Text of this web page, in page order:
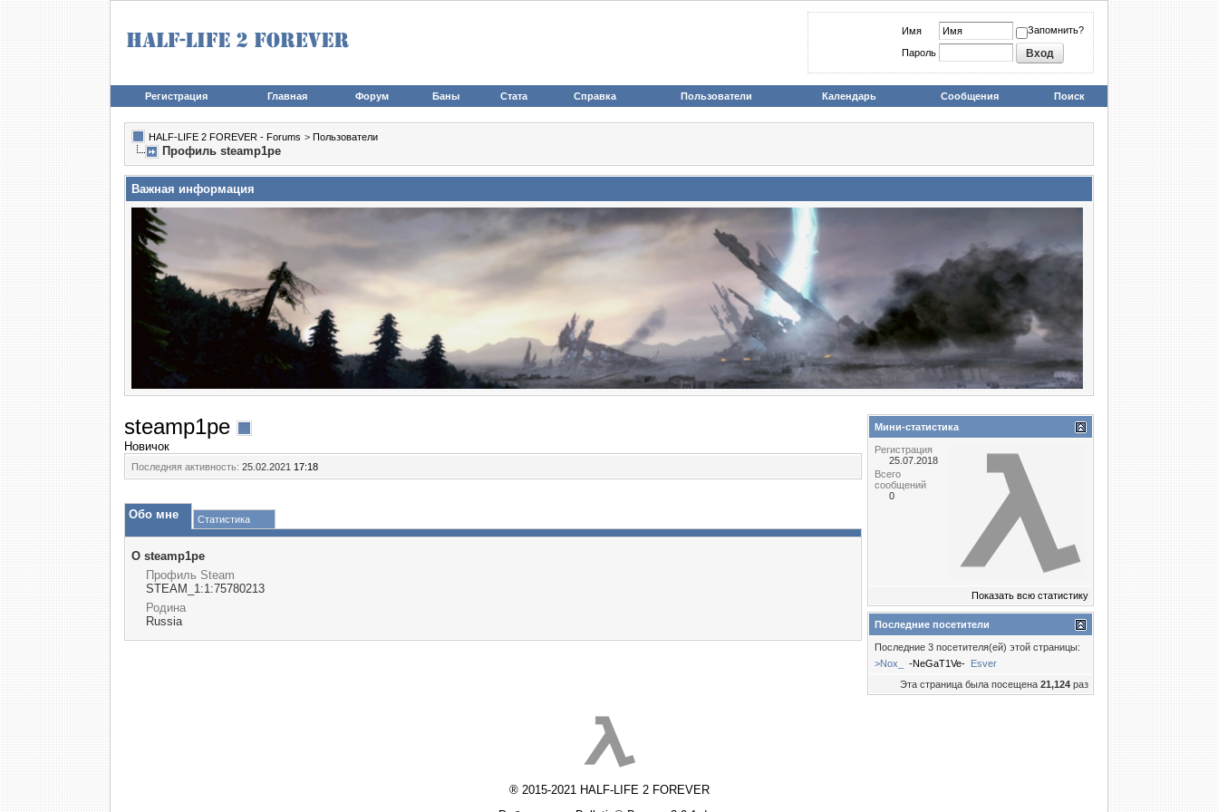
Имя Запомнить?
Пароль
Регистрация Главная Форум Баны Стата Справка Пользователи Календарь Сообщения Поиск
HALF-LIFE 2 FOREVER - Forums > Пользователи
Профиль steamp1pe
Важная информация
steamp1pe
Новичок
Последняя активность: 25.02.2021 17:18
Обо мне Статистика
О steamp1pe
Профиль Steam
STEAM_1:1:75780213
Родина
Russia
Мини-статистика
Регистрация
25.07.2018
Всего
сообщений
0
Показать всю статистику
Последние посетители
Последние 3 посетителя(ей) этой страницы:
>Nox_
-NeGaT1Ve- Esver
Эта страница была посещена 21,124 раз
® 2015-2021 HALF-LIFE 2 FOREVER